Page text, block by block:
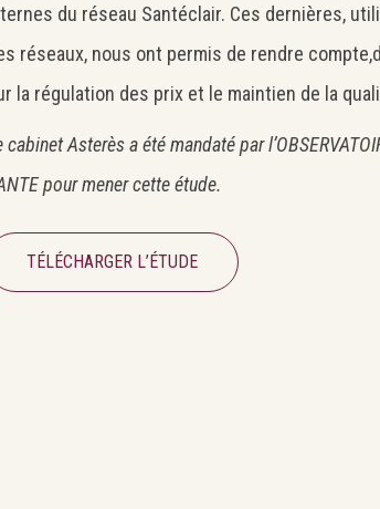
du réseau Santéclair. Ces dernières,
réseaux, nous ont permis de rendre
la régulation des prix et le maintien de la
cabinet Asterès a été mandaté par
pour mener cette étude.
TÉLÉCHARGER L’ÉTUDE